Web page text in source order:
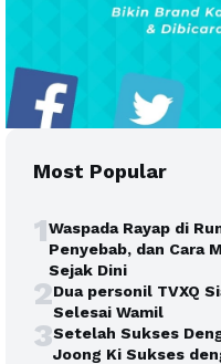
Most Popular
1Waspada Rayap di
Penyebab, dan Cara
Sejak Dini
2Dua personil TVXQ
Selesai Wamil
3Setelah Sukses
Joong Ki Sukses